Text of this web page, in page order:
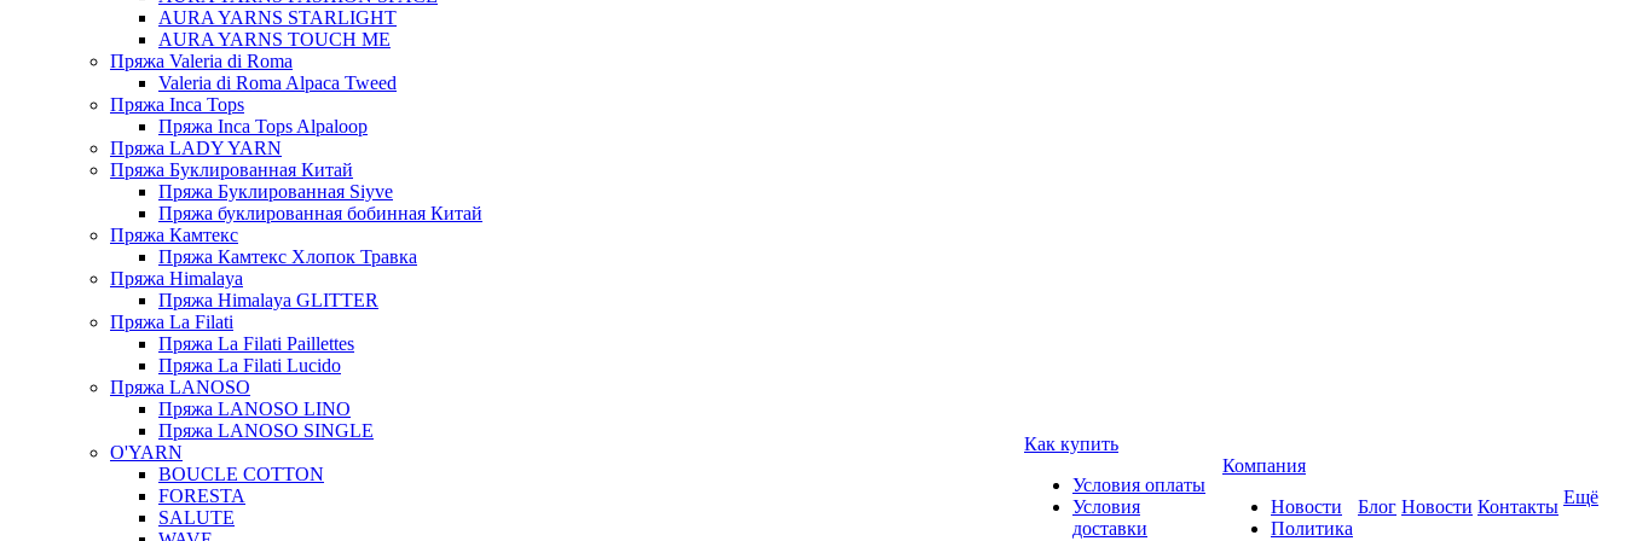
AURA YARNS STARLIGHT
AURA YARNS TOUCH ME
Пряжа Valeria di Roma
Valeria di Roma Alpaca Tweed
Пряжа Inca Tops
Пряжа Inca Tops Alpaloop
Пряжа LADY YARN
Пряжа Буклированная Китай
Пряжа Буклированная Siyve
Пряжа буклированная бобинная Китай
Пряжа Камтекс
Пряжа Камтекс Хлопок Травка
Пряжа Himalaya
Пряжа Himalaya GLITTER
Пряжа La Filati
Пряжа La Filati Paillettes
Пряжа La Filati Lucido
Пряжа LANOSO
Пряжа LANOSO LINO
Пряжа LANOSO SINGLE
O'YARN
BOUCLE COTTON
FORESTA
SALUTE
Как купить
Условия оплаты
Условия
доставки
Компания
Новости
Политика
Блог Новости Контакты Ещё